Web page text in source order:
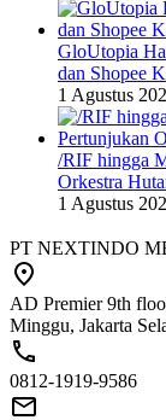
GloUtopia
dan Shopee
1 Agustus
/RIF hingga
Orkestra
1 Agustus
PT NEXTINDO
AD Premier 9th
Minggu, Jakarta
0812-1919-9586